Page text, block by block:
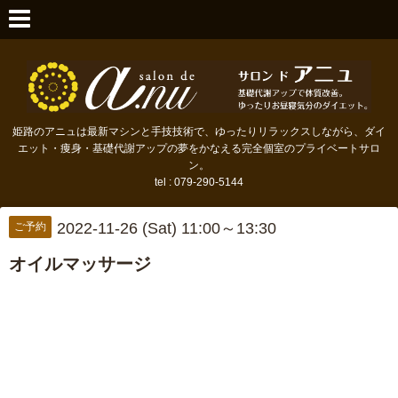
姫路のアニュは最新マシンと手技技術で、ゆったりリラックスしながら、ダイ
エット・痩身・基礎代謝アップの夢をかなえる完全個室のプライベートサロ
ン。
tel : 079-290-5144
ご予約 2022-11-26 (Sat) 11:00～13:30
オイルマッサージ